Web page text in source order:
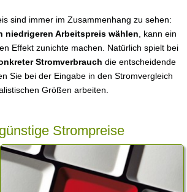
sind immer im Zusammenhang zu sehen:
niedrigeren Arbeitspreis wählen , kann ein
Effekt zunichte machen. Natürlich spielt bei
Stromverbrauch die entscheidende
Sie bei der Eingabe in den Stromvergleich
Größen arbeiten.
Strompreise